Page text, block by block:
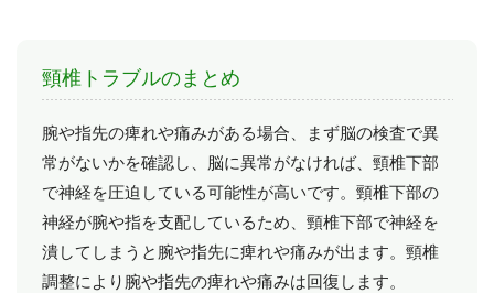
頸椎トラブルのまとめ
腕や指先の痺れや痛みがある場合、まず脳の検査で異
常がないかを確認し、脳に異常がなければ、頸椎下部
で神経を圧迫している可能性が高いです。頸椎下部の
神経が腕や指を支配しているため、頸椎下部で神経を
潰してしまうと腕や指先に痺れや痛みが出ます。頸椎
調整により腕や指先の痺れや痛みは回復します。